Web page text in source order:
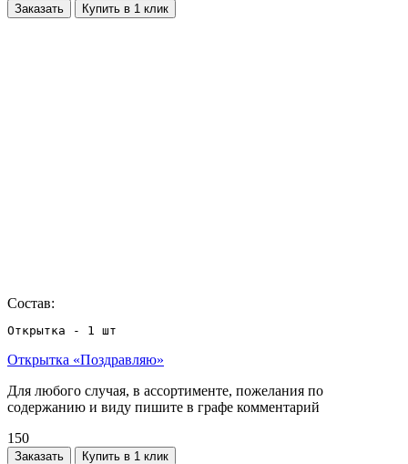
Заказать Купить в 1 клик
Состав:
Открытка - 1 шт
Открытка «Поздравляю»
Для любого случая, в ассортименте, пожелания по
содержанию и виду пишите в графе комментарий
150
Заказать Купить в 1 клик